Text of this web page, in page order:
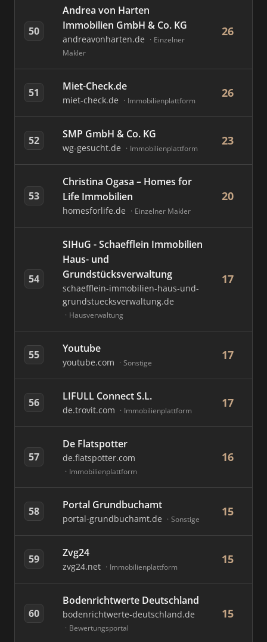
50
Andrea von Harten
Immobilien GmbH & Co. KG
andreavonharten.de
Einzelner
Makler
26
51 Miet-Check.de
miet-check.de Immobilienplattform
26
52 SMP GmbH & Co. KG
wg-gesucht.de Immobilienplattform
23
53
Christina Ogasa – Homes for
Life Immobilien
homesforlife.de Einzelner Makler
20
54
SIHuG - Schaefflein Immobilien
Haus- und
Grundstücksverwaltung
schaefflein-immobilien-haus-und-
grundstuecksverwaltung.de
Hausverwaltung
17
55 Youtube
youtube.com Sonstige
17
56 LIFULL Connect S.L.
de.trovit.com Immobilienplattform
17
57
De Flatspotter
de.flatspotter.com
Immobilienplattform
16
58 Portal Grundbuchamt
portal-grundbuchamt.de Sonstige
15
59 Zvg24
zvg24.net Immobilienplattform
15
60
Bodenrichtwerte Deutschland
bodenrichtwerte-deutschland.de
Bewertungsportal
15